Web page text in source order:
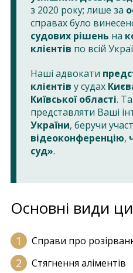
з 2020 року; лише за
справах було
судових рішень на
клієнтів по всій
Наші адвокати
клієнтів у судах
Київської області.
представляти Ваші
України, беручи
відеоконференцію,
суд».
Основні види
Справи про
Стягнення аліментів